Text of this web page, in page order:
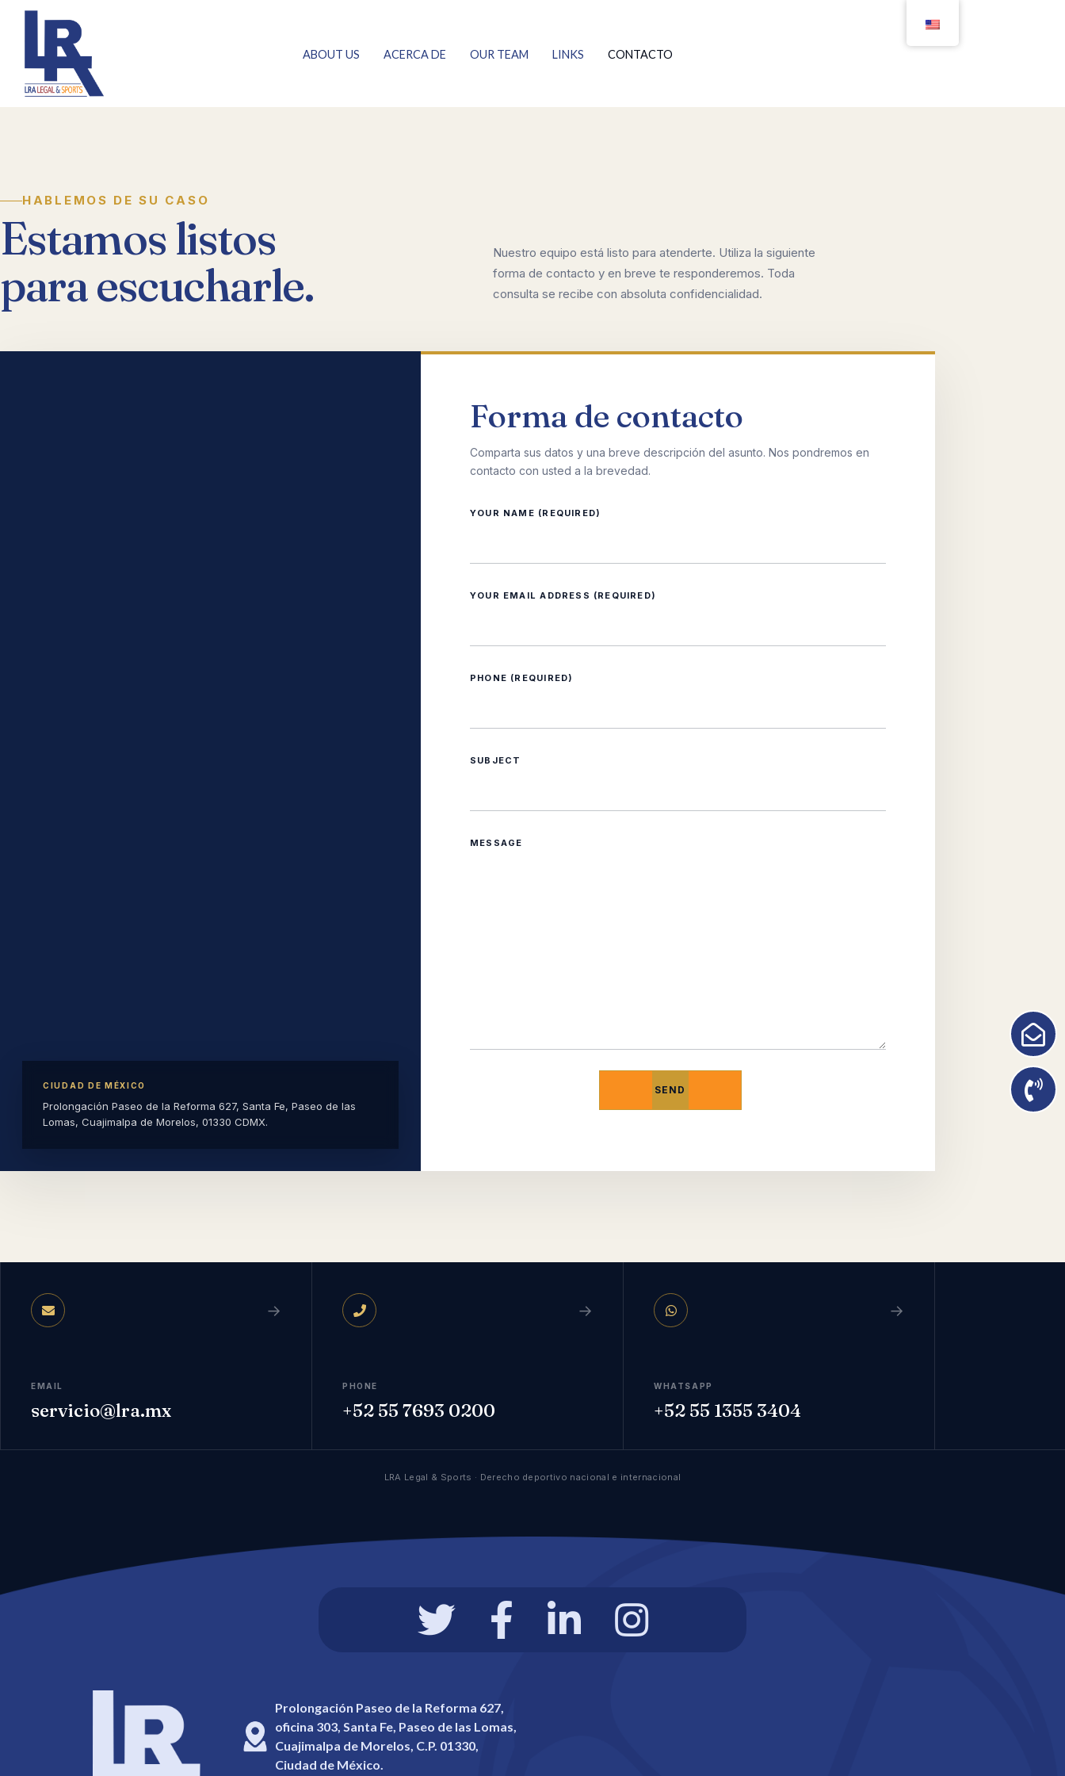
ABOUT US ACERCA DE OUR TEAM LINKS CONTACTO
HABLEMOS DE SU CASO
Estamos listos
para escucharle.
Nuestro equipo está listo para atenderte. Utiliza la siguiente
forma de contacto y en breve te responderemos. Toda
consulta se recibe con absoluta confidencialidad.
CIUDAD DE MÉXICO
Prolongación Paseo de la Reforma 627, Santa Fe, Paseo de las
Lomas, Cuajimalpa de Morelos, 01330 CDMX.
Forma de contacto
Comparta sus datos y una breve descripción del asunto. Nos pondremos en
contacto con usted a la brevedad.
YOUR NAME (REQUIRED)
YOUR EMAIL ADDRESS (REQUIRED)
PHONE (REQUIRED)
SUBJECT
MESSAGE
→
EMAIL
servicio@lra.mx
→
PHONE
+52 55 7693 0200
→
WHATSAPP
+52 55 1355 3404
LRA Legal & Sports · Derecho deportivo nacional e internacional
Prolongación Paseo de la Reforma 627,
oficina 303, Santa Fe, Paseo de las Lomas,
Cuajimalpa de Morelos, C.P. 01330,
Ciudad de México.